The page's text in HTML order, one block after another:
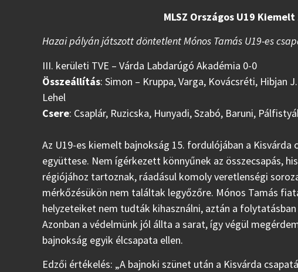
MLSZ Országos U19
Hazai pályán játszott döntetlent Mónos Tamás U19-es
III. kerületi TVE – Várda Labdarúgó Akadémia 0-0
Összeállítás: Simon – Kruppa, Varga, Kovácsréti, Hibjan
Lehel
Csere: Csaplár, Ruzicska, Hunyadi, Szabó, Baruni,
Az U19-es kiemelt bajnokság 15. fordulójában a
együttese. Nem ígérkezett könnyűnek az összecsapás,
régiójához tartoznak, ráadásul komoly veretlenségi
mérkőzésükön nem találtak legyőzőre. Mónos Tamás
helyzeteiket nem tudták kihasználni, aztán a
Azonban a védelmünk jól állta a sarat, így végül
bajnokság egyik élcsapata ellen.
Edzői értékelés: „A bajnoki szünet után a Kisvárda